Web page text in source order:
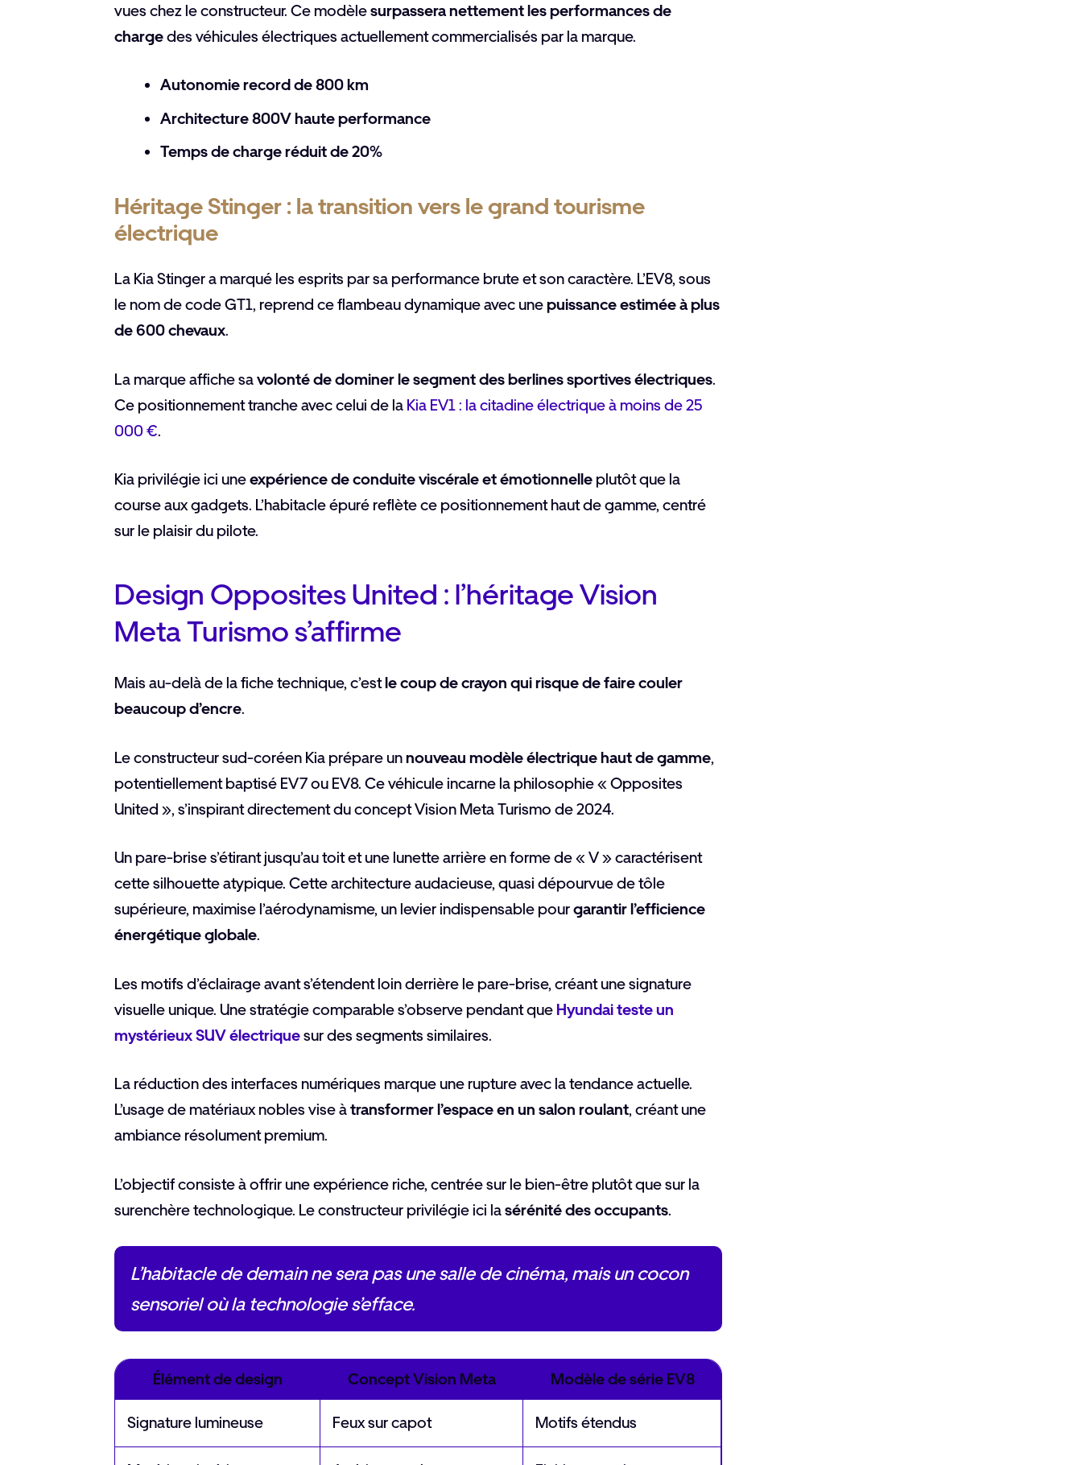
vues chez le constructeur. Ce modèlesurpassera nettement les performances de
chargedes véhicules électriques actuellement commercialisés par la marque.
Autonomie record de 800 km
Architecture 800V haute performance
Temps de charge réduit de 20%
Héritage Stinger : la transition vers le grand tourisme
électrique
La Kia Stinger a marqué les esprits par sa performance brute et son caractère. L’EV8, sous
le nom de code GT1, reprend ce flambeau dynamique avec unepuissance estimée à plus
de 600 chevaux.
La marque affiche savolonté de dominer le segment des berlines sportives électriques.
Ce positionnement tranche avec celui de la Kia EV1 : la citadine électrique à moins de 25
000 €.
Kia privilégie ici uneexpérience de conduite viscérale et émotionnelle plutôt que la
course aux gadgets. L’habitacle épuré reflète ce positionnement haut de gamme, centré
sur le plaisir du pilote.
Design Opposites United : l’héritage Vision
Meta Turismo s’affirme
Mais au-delà de la fiche technique, c’estle coup de crayon qui risque de faire couler
beaucoup d’encre.
Le constructeur sud-coréen Kia prépare unnouveau modèle électrique haut de gamme,
potentiellement baptisé EV7 ou EV8. Ce véhicule incarne la philosophie « Opposites
United », s’inspirant directement du concept Vision Meta Turismo de 2024.
Un pare-brise s’étirant jusqu’au toit et une lunette arrière en forme de « V » caractérisent
cette silhouette atypique. Cette architecture audacieuse, quasi dépourvue de tôle
supérieure, maximise l’aérodynamisme, un levier indispensable pourgarantir l’efficience
énergétique globale.
Les motifs d’éclairage avant s’étendent loin derrière le pare-brise, créant une signature
visuelle unique. Une stratégie comparable s’observe pendant que Hyundai teste un
mystérieux SUV électriquesur des segments similaires.
La réduction des interfaces numériques marque une rupture avec la tendance actuelle.
L’usage de matériaux nobles vise àtransformer l’espace en un salon roulant, créant une
ambiance résolument premium.
L’objectif consiste à offrir une expérience riche, centrée sur le bien-être plutôt que sur la
surenchère technologique. Le constructeur privilégie ici lasérénité des occupants.
L’habitacle de demain ne sera pas une salle de cinéma, mais un cocon
sensoriel où la technologie s’efface.
Élément de design Concept Vision Meta Modèle de série EV8
Signature lumineuse Feux sur capot Motifs étendus